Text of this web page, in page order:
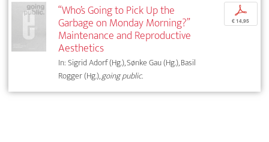
“Who’s Going to Pick Up the
Garbage on Monday Morning?”
Maintenance and Reproductive
Aesthetics
In: Sigrid Adorf (Hg.), Sønke Gau (Hg.), Basil
Rogger (Hg.),going public.
p
€ 14,95